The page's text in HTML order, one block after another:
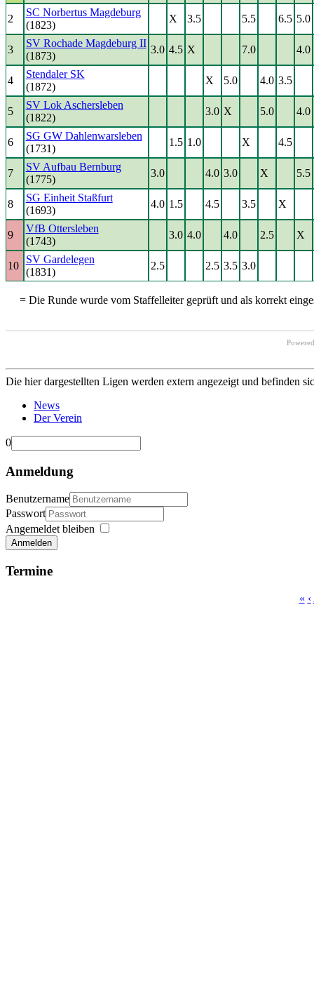
2
SC Norbertus Magdeburg
(1823)
X 3.5 5.5 6.5 5.0
3
SV Rochade Magdeburg II
(1873)
3.0 4.5 X 7.0 4.0
4
Stendaler SK
(1872)
X 5.0 4.0 3.5
5
SV Lok Aschersleben
(1822)
3.0 X 5.0 4.0
6
SG GW Dahlenwarsleben
(1731)
1.5 1.0 X 4.5
7
SV Aufbau Bernburg
(1775)
3.0 4.0 3.0 X 5.5
8
SG Einheit Staßfurt
(1693)
4.0 1.5 4.5 3.5 X
9
VfB Ottersleben
(1743)
3.0 4.0 4.0 2.5 X
10
SV Gardelegen
(1831)
2.5 2.5 3.5 3.0
= Die Runde wurde vom Staffelleiter geprüft und als korrekt
Die hier dargestellten Ligen werden extern angezeigt und befinden
News
Der Verein
0
Anmeldung
Benutzername
Passwort
Angemeldet bleiben
Anmelden
Termine
« ‹